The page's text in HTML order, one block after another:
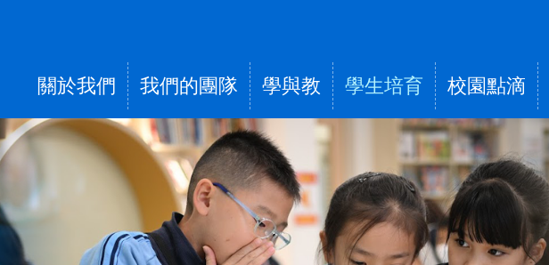
Main
navigation
關於我們 我們的團隊 學與教 學生培育 校園點滴